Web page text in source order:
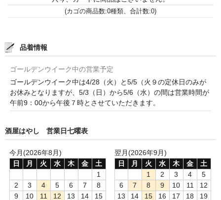
✚旭日 旭日酒造（島根県出雲市）
旭菊・綾花 旭菊酒造（福岡県久留米市）
小鹿 小鹿酒造（鹿児島県鹿屋市)
明るい農村 霧島町蒸留所（鹿児島県霧島市）
鶴見 大石酒造（鹿児島県阿久根市）
自 然 派 ワ イ ン
France/ﾌﾗﾝｽ
(カゴの商品数:0種類、合計数:0)
品着情報
ゴールデンウイーク中の営業予定
ゴールデンウイーク中は4/28（火）と5/5（火９の定休日のみが
お休みとなりますが、5/3（日）から5/6（水）の間は営業時間が
午前9：00から午後７時とさせていただきます。
酒屋はやし 営業日七曜表
今月(2026年8月)
日
月 火 水 木 金
土
1
2
3 4 5 6 7
8
9
10 11 12 13 14 15
翌月(2026年9月)
日
月 火 水 木 金
土
1
2 3 4
5
6
7 8 9 10 11
12
13
14 15 16 17 18 19